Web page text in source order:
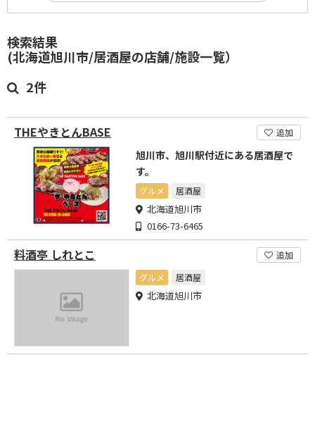
検索結果
(北海道旭川市/居酒屋の店舗/施設一覧）
2件
THEやきとんBASE 追加
旭川市、旭川駅付近にある居酒屋で
す。
グルメ 居酒屋
北海道旭川市
0166-73-6465
料酒亭 しれとこ
追加
グルメ
居酒屋
北海道旭川市